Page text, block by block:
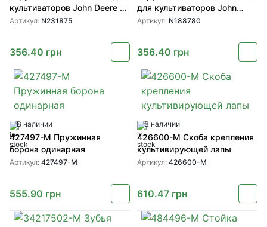
культиваторов John Deere от
John Deere
Артикул: N231875
356.40 грн
для культиваторов John
Deere
Артикул: N188780
356.40 грн
В наличии
427497-M Пружинная
борона одинарная
Артикул: 427497-M
555.90 грн
В наличии
426600-M Скоба крепления
культивирующей лапы
Артикул: 426600-M
610.47 грн